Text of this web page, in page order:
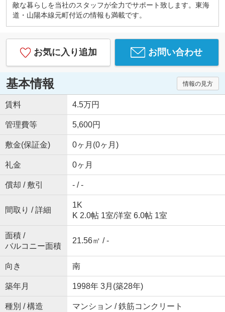
敵な暮らしを当社のスタッフが全力でサポート致します。東海
道・山陽本線元町付近の情報も満載です。
お気に入り追加 お問い合わせ
基本情報 情報の見方
賃料 4.5万円
管理費等 5,600円
敷金(保証金) 0ヶ月(0ヶ月)
礼金 0ヶ月
償却 / 敷引 - / -
間取り / 詳細
1K
K 2.0帖 1室/洋室 6.0帖 1室
面積 /
バルコニー面積
21.56㎡ / -
向き 南
築年月 1998年 3月(築28年)
種別 / 構造 マンション / 鉄筋コンクリート